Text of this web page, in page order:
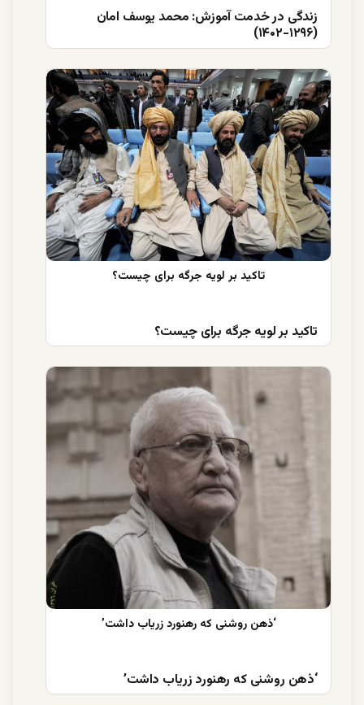
زندگی در خدمت آموزش: محمد یوسف امان
(۱۲۹۶-۱۴۰۲)
تاکید بر لویه جرگه برای چیست؟
‘ذهن روشنی که رهنورد زریاب داشت’